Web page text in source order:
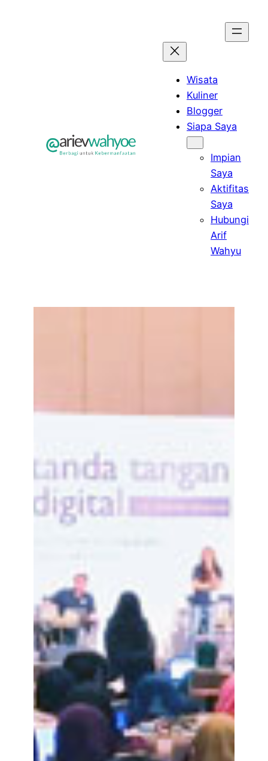
Wisata
Kuliner
Blogger
Siapa Saya
Impian
Saya
Aktifitas
Saya
Hubungi
Arif
Wahyu